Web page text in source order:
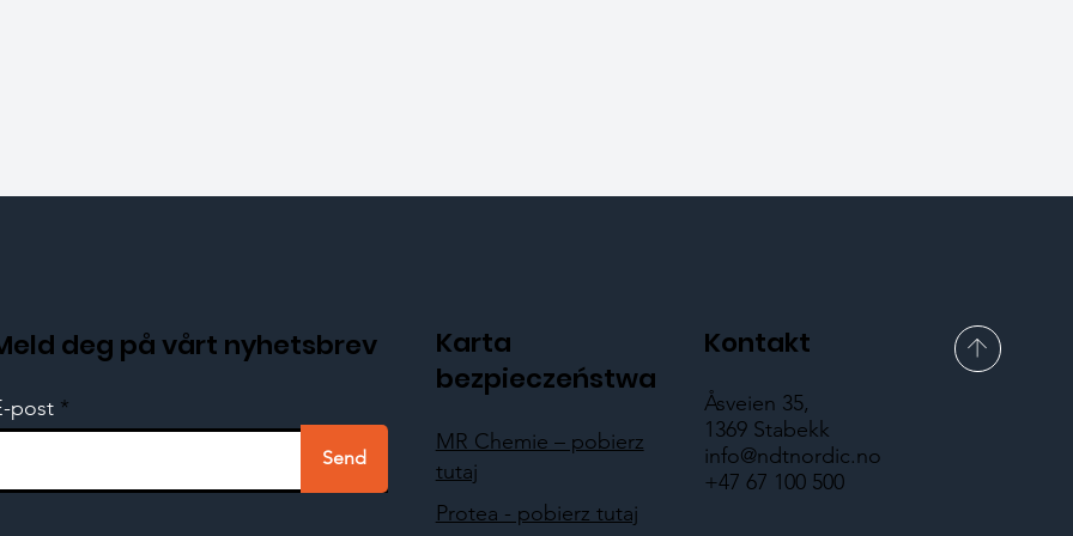
Karta
bezpieczeństwa
MR Chemie – pobierz
tutaj
Protea - pobierz tutaj
Kontakt
Åsveien 35,
1369 Stabekk
info@ndtnordic.no
+47 67 100 500
deg på vårt nyhetsbrev
post
Send